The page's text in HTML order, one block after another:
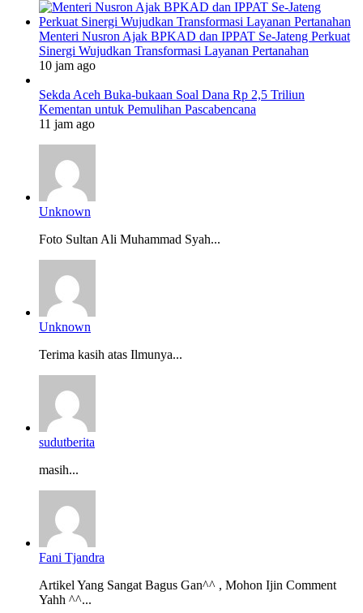
Menteri Nusron Ajak BPKAD dan IPPAT Se-Jateng Perkuat
Sinergi Wujudkan Transformasi Layanan Pertanahan
10 jam ago
Sekda Aceh Buka-bukaan Soal Dana Rp 2,5 Triliun
Kementan untuk Pemulihan Pascabencana
11 jam ago
Unknown
Foto Sultan Ali Muhammad Syah...
Unknown
Terima kasih atas Ilmunya...
sudutberita
masih...
Fani Tjandra
Artikel Yang Sangat Bagus Gan^^ , Mohon Ijin Comment
Yahh ^^...